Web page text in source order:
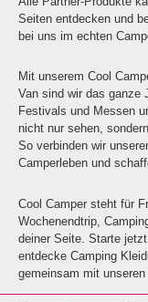
Seiten entdecken und
bei uns im echten
Mit unserem Cool
Van sind wir das ganze
Festivals und Messen
nicht nur sehen,
So verbinden wir
Camperleben und
Cool Camper steht für
Wochenendtrip,
deiner Seite. Starte
entdecke Camping
gemeinsam mit